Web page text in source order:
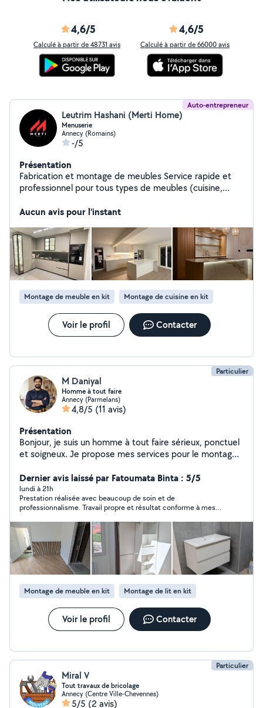
4,6/5
Calculé à partir de 48731 avis
4,6/5
Calculé à partir de 66000 avis
Auto-entrepreneur
Leutrim Hashani (Merti Home)
Menuserie
Annecy (Romains)
-/5
Présentation
Fabrication et montage de meubles Service rapide et
professionnel pour tous types de meubles (cuisine,
garantie.
Aucun avis pour l'instant
Montage de meuble en kit Montage de cuisine en kit
Voir le profil Contacter
Particulier
M Daniyal
Homme à tout faire
Annecy (Parmelans)
4,8/5 (11 avis)
Présentation
Bonjour, je suis un homme à tout faire sérieux, ponctuel
et soigneux. Je propose mes services pour le montage
peinture, jardinage, plomberie, électricité de base, pose
de luminaires, fixation d'étagères, dépannage
informatique et divers travaux du quotidien.
Dernier avis laissé par Fatoumata Binta : 5/5
lundi à 21h
Prestation réalisée avec beaucoup de soin et de
professionnalisme. Travail propre et résultat conforme à mes
Montage de meuble en kit Montage de lit en kit
Voir le profil Contacter
Particulier
Miral V
Tout travaux de bricolage
Annecy (Centre Ville-Chevennes)
5/5 (2 avis)